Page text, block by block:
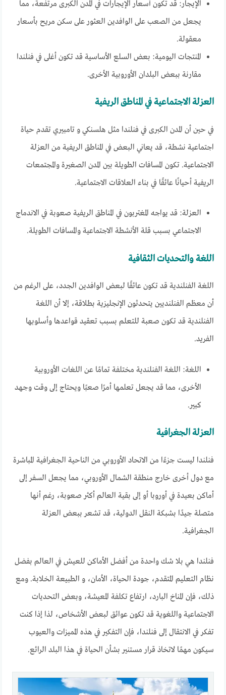
الإيجار: قد تكون أسعار الإيجارات في المدن الكبرى مرتفعة، مما
يجعل من الصعب على الوافدين العثور على سكن مريح بأسعار
معقولة.
المنتجات اليومية: بعض السلع الأساسية قد تكون أغلى في فنلندا
مقارنة ببعض البلدان الأوروبية الأخرى.
العزلة الاجتماعية في المناطق الريفية
في حين أن المدن الكبرى في فنلندا مثل هلسنكي و تامبيري تقدم حياة
اجتماعية نشطة، قد يعاني البعض في المناطق الريفية من العزلة
الاجتماعية. تكون المسافات الطويلة بين المدن الصغيرة والمجتمعات
الريفية أحيانًا عائقًا في بناء العلاقات الاجتماعية.
العزلة: قد يواجه المغتربون في المناطق الريفية صعوبة في الاندماج
الاجتماعي بسبب قلة الأنشطة الاجتماعية والمسافات الطويلة.
اللغة والتحديات الثقافية
اللغة الفنلندية قد تكون عائقًا لبعض الوافدين الجدد، على الرغم من
أن معظم الفنلنديين يتحدثون الإنجليزية بطلاقة، إلا أن اللغة
الفنلندية قد تكون صعبة للتعلم بسبب تعقيد قواعدها وأسلوبها
الفريد.
اللغة: اللغة الفنلندية مختلفة تمامًا عن اللغات الأوروبية
الأخرى، مما قد يجعل تعلمها أمرًا صعبًا ويحتاج إلى وقت وجهد
كبير.
العزلة الجغرافية
فنلندا ليست جزءًا من الاتحاد الأوروبي من الناحية الجغرافية المباشرة
مع دول أخرى خارج منطقة الشمال الأوروبي، مما يجعل السفر إلى
أماكن بعيدة في أوروبا أو إلى بقية العالم أكثر صعوبة، رغم أنها
متصلة جيدًا بشبكة النقل الدولية، قد تشعر ببعض العزلة
الجغرافية.
فنلندا هي بلا شك واحدة من أفضل الأماكن للعيش في العالم بفضل
نظام التعليم المتقدم، جودة الحياة، الأمان، و الطبيعة الخلابة. ومع
ذلك، فإن المناخ البارد، ارتفاع تكلفة المعيشة، وبعض التحديات
الاجتماعية واللغوية قد تكون عوائق لبعض الأشخاص، لذا إذا كنت
تفكر في الانتقال إلى فنلندا، فإن التفكير في هذه المميزات والعيوب
سيكون مهمًا لاتخاذ قرار مستنير بشأن الحياة في هذا البلد الرائع.